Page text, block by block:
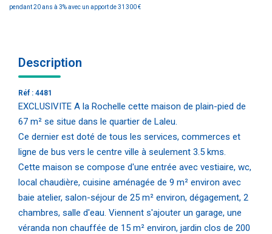
pendant 20 ans à 3% avec un apport de 31 300 €
Description
Réf : 4481
EXCLUSIVITE A la Rochelle cette maison de plain-pied de
67 m² se situe dans le quartier de Laleu.
Ce dernier est doté de tous les services, commerces et
ligne de bus vers le centre ville à seulement 3.5 kms.
Cette maison se compose d'une entrée avec vestiaire, wc,
local chaudière, cuisine aménagée de 9 m² environ avec
baie atelier, salon-séjour de 25 m² environ, dégagement, 2
chambres, salle d'eau. Viennent s'ajouter un garage, une
véranda non chauffée de 15 m² environ, jardin clos de 200